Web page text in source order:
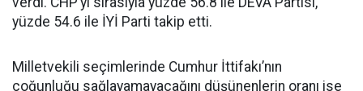
yüzde 54.6 ile İYİ Parti takip etti.
Milletvekili seçimlerinde Cumhur İttifakı’nın
çoğunluğu sağlayamayacağını düşünenlerin oranı ise